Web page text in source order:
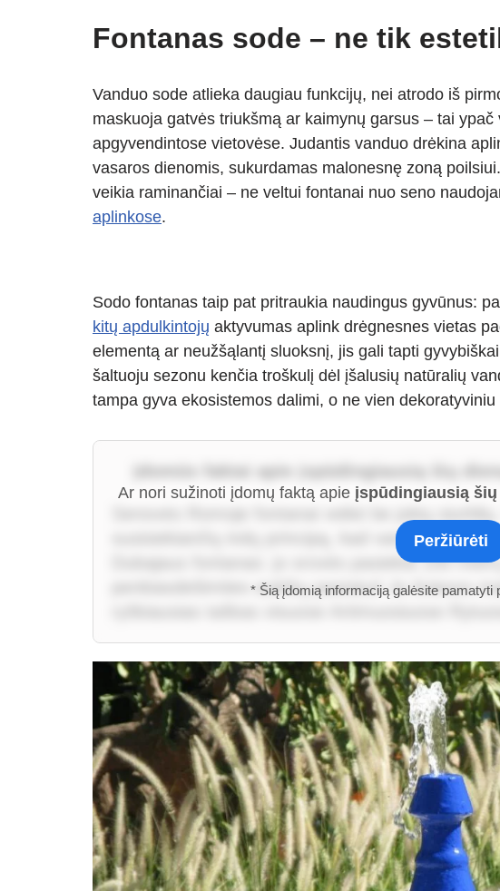
Fontanas sode – ne tik
Vanduo sode atlieka daugiau funkcijų, nei atrodo iš
maskuoja gatvės triukšmą ar kaimynų garsus – tai
apgyvendintose vietovėse. Judantis vanduo drėkina
vasaros dienomis, sukurdamas malonesnę zoną
veikia raminančiai – ne veltui fontanai nuo seno
aplinkose.
Sodo fontanas taip pat pritraukia naudingus gyvūnus:
kitų apdulkintojų aktyvumas aplink drėgnesnes vietas
elementą ar neužšąlantį sluoksnį, jis gali tapti
šaltuoju sezonu kenčia troškulį dėl įšalusių natūralių
tampa gyva ekosistemos dalimi, o ne vien dekoratyviniu
Įdomūs faktai apie įspūdingiausią šių
susisiekiančių indų principą, kad vanduo kiltų į
Dubajaus fontanas: jo srovės pasiekia 150
penkiasdešimties aukštų pastatui! Jo šviesos
Ar nori sužinoti įdomų faktą apie įspūdingiausią
Peržiūrėti
* Šią įdomią informaciją galėsite pamatyti